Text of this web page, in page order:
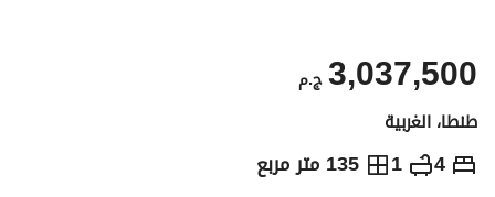
ج.م3,037,500
طنطا، الغربية
4
1 135 متر مربع ج.م3,037,500